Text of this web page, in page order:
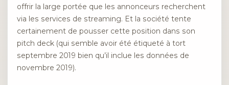
offrir la large portée que les annonceurs recherchent
via les services de streaming. Et la société tente
certainement de pousser cette position dans son
pitch deck (qui semble avoir été étiqueté à tort
septembre 2019 bien qu’il inclue les données de
novembre 2019).